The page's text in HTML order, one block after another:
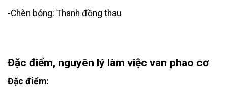
-Chèn bóng: Thanh đồng thau
Đặc điểm, nguyên lý làm việc van phao cơ
Đặc điểm: